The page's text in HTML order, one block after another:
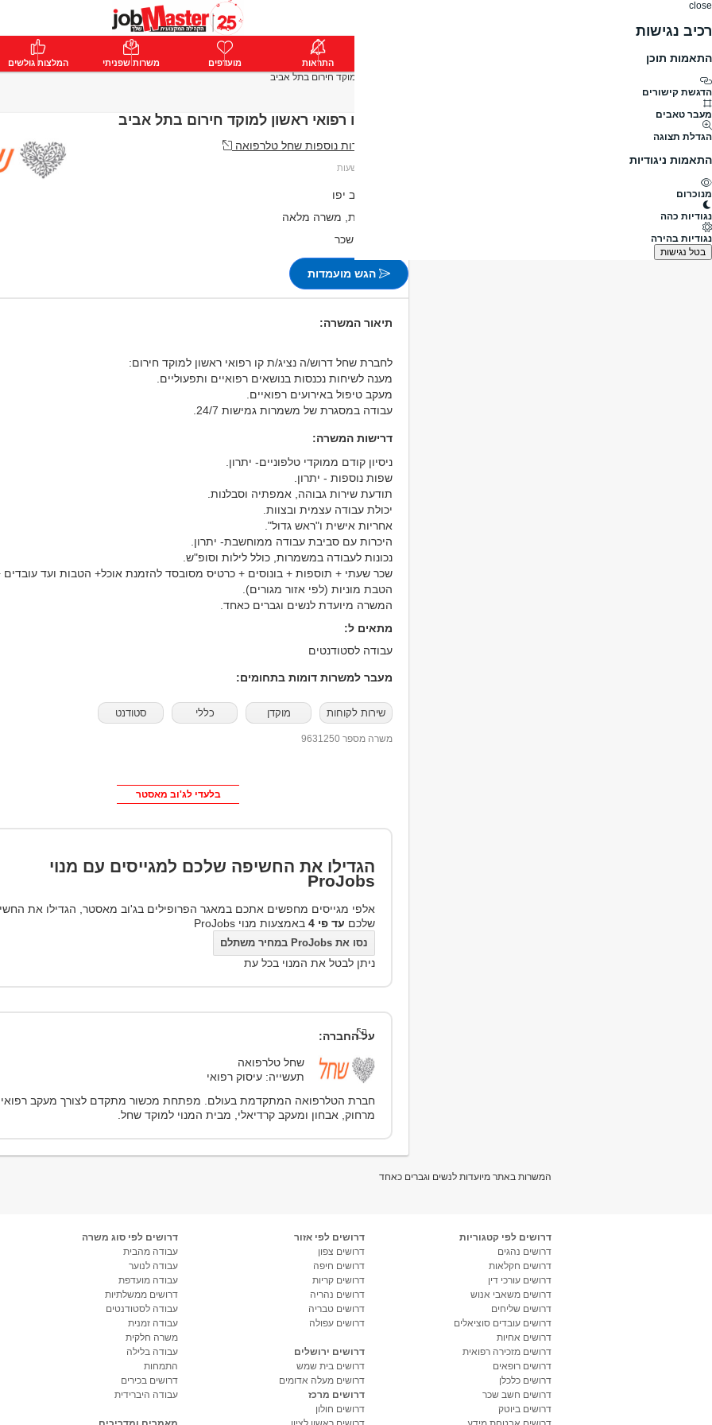
close
רכיב נגישות
התאמות תוכן
הדגשת קישורים
מעבר טאבים
הגדלת תצוגה
התאמות ניגודיות
מנוכרום
נגודיות כהה
נגודיות בהירה
בטל נגישות
פרימיום התחבר התראות מועדפים משרות שפניתי המלצות גולשים
נציג/ת קו רפואי ראשון למוקד חירום בתל אביב
נציג/ת קו רפואי ראשון למוקד חירום בתל אביב
מעבר למשרות נוספות שחל טלרפואה
תל אביב יפו
משמרות, משרה מלאה
לא צוין שכר
הגש מועמדות
תיאור המשרה:
לחברת שחל דרוש/ה נציג/ת קו רפואי ראשון למוקד חירום:
מענה לשיחות נכנסות בנושאים רפואיים ותפעוליים.
מעקב טיפול באירועים רפואיים.
עבודה במסגרת של משמרות גמישות 24/7.
דרישות המשרה:
ניסיון קודם ממוקדי טלפוניים- יתרון.
שפות נוספות - יתרון.
תודעת שירות גבוהה, אמפתיה וסבלנות.
יכולת עבודה עצמית ובצוות.
אחריות אישית ו"ראש גדול".
היכרות עם סביבת עבודה ממוחשבת- יתרון.
נכונות לעבודה במשמרות, כולל לילות וסופ"ש.
שכר שעתי + תוספות + בונוסים + כרטיס מסובסד להזמנת אוכל+ הטבות ועד עובדים
הטבת מוניות (לפי אזור מגורים).
המשרה מיועדת לנשים וגברים כאחד.
מתאים ל:
עבודה לסטודנטים
מעבר למשרות דומות בתחומים:
שירות לקוחות מוקדן כללי סטודנט
משרה מספר 9631250
בלעדי לג'וב מאסטר
הגדילו את החשיפה שלכם למגייסים עם מנוי
ProJobs
אלפי מגייסים מחפשים אתכם במאגר הפרופילים בג'וב מאסטר, הגדילו את
שלכם עד פי 4 באמצעות מנוי ProJobs
נסו את ProJobs במחיר משתלם
ניתן לבטל את המנוי בכל עת
על החברה:
שחל טלרפואה
תעשייה: עיסוק רפואי
חברת הטלרפואה המתקדמת בעולם. מפתחת מכשור מתקדם לצורך מעקב רפואי
מרחוק, אבחון ומעקב קרדיאלי, מבית המנוי למוקד שחל.
המשרות באתר מיועדות לנשים וגברים כאחד
דרושים לפי קטגוריות
דרושים נהגים
דרושים חקלאות
דרושים עורכי דין
דרושים משאבי אנוש
דרושים שליחים
דרושים עובדים סוציאלים
דרושים אחיות
דרושים מזכירה רפואית
דרושים רופאים
דרושים כלכלן
דרושים חשב שכר
דרושים ביוטק
דרושים לפי אזור
דרושים צפון
דרושים חיפה
דרושים קריות
דרושים נהריה
דרושים טבריה
דרושים עפולה
דרושים ירושלים
דרושים בית שמש
דרושים מעלה אדומים
דרושים מרכז
דרושים חולון
דרושים לפי סוג משרה
עבודה מהבית
עבודה לנוער
עבודה מועדפת
דרושים ממשלתיות
עבודה לסטודנטים
עבודה זמנית
משרה חלקית
עבודה בלילה
התמחות
דרושים בכירים
עבודה היברידית